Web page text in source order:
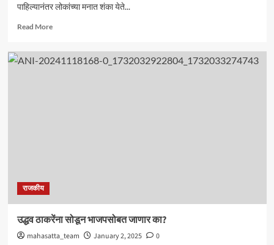
पाहिल्यानंतर लोकांच्या मनात शंका येते...
Read MoreRead
“देवेंद्र
राजकीय
उद्धव ठाकरेंना सोडून भाजपसोबत जाणार का?
mahasatta_team January 2, 2025
0